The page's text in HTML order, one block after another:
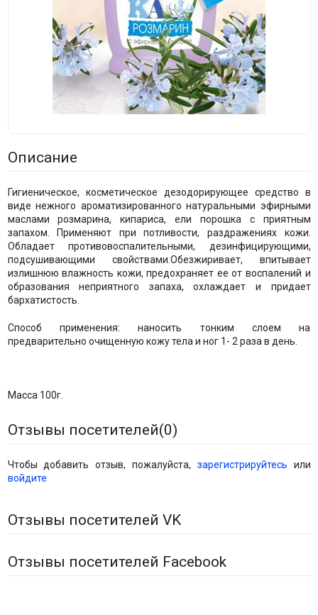
Описание
Гигиеническое, косметическое дезодорирующее средство в
виде нежного ароматизированного натуральными эфирными
маслами розмарина, кипариса, ели порошка с приятным
запахом. Применяют при потливости, раздражениях кожи.
Обладает противовоспалительными, дезинфицирующими,
подсушивающими свойствами.Обезжиривает, впитывает
излишнюю влажность кожи, предохраняет ее от воспалений и
образования неприятного запаха, охлаждает и придает
бархатистость.
Способ применения: наносить тонким слоем на
предварительно очищенную кожу тела и ног 1- 2 раза в день.
Масса 100г.
Отзывы посетителей(0)
Чтобы добавить отзыв, пожалуйста, зарегистрируйтесь или
войдите
Отзывы посетителей VK
Отзывы посетителей Facebook